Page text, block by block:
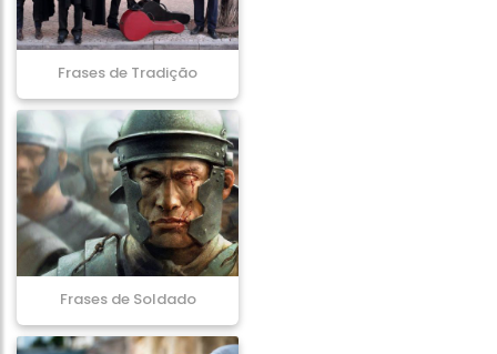
Frases de Tradição
Frases de Soldado